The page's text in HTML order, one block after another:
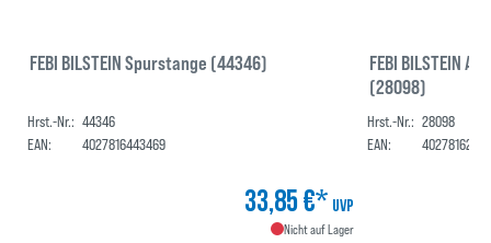
FEBI BILSTEIN Spurstange (44346)
Hrst.-Nr.: 44346
EAN:
4027816443469
33,85 €* UVP
Nicht auf Lager
FEBI BILSTEIN
(28098)
Hrst.-Nr.: 28098
EAN: